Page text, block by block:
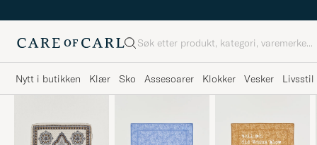
Søk
Nytt i butikken Klær Sko Assesoarer Klokker Vesker Livsstil